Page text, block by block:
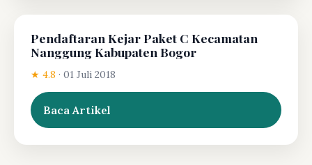
Pendaftaran Kejar Paket C Kecamatan
Nanggung Kabupaten Bogor
★ 4.8 · 01 Juli 2018
Baca Artikel